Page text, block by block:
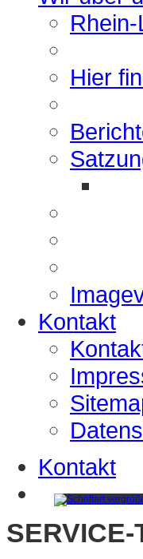
Hier
Kontakt
Kontakt